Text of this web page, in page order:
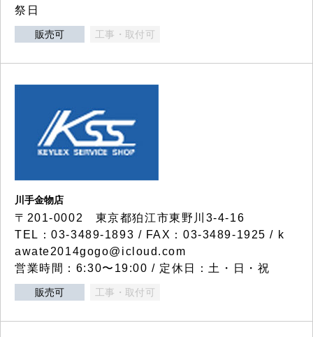
祭日
販売可 工事・取付可
川手金物店
〒201-0002 東京都狛江市東野川3-4-16
TEL：03-3489-1893 / FAX：03-3489-1925 / k
awate2014gogo@icloud.com
営業時間：6:30〜19:00 / 定休日：土・日・祝
販売可 工事・取付可